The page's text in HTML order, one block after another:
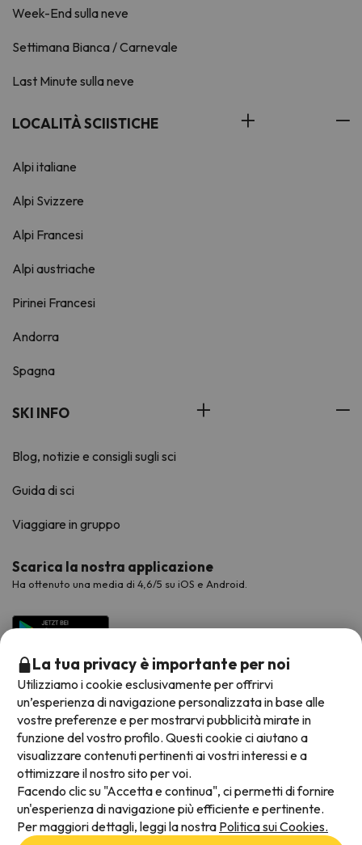
Week-End sulla neve
Settimana Bianca / Carnevale
Last Minute sulla neve
LOCALITÀ SCIISTICHE
Alpi italiane
Alpi Svizzere
Alpi Francesi
Alpi austriache
Pirinei Francesi
Andorra
Spagna
SKI INFO
Blog, notizie e consigli sugli sci
Guida di sci
Viaggiare in gruppo
Scarica la nostra applicazione
Ha ottenuto una media di 4,6/5 su iOS e Android.
Metodi di pagamento disponibili
La tua privacy è importante per noi
Utilizziamo i cookie esclusivamente per offrirvi
un’esperienza di navigazione personalizzata in base alle
vostre preferenze e per mostrarvi pubblicità mirate in
funzione del vostro profilo. Questi cookie ci aiutano a
visualizzare contenuti pertinenti ai vostri interessi e a
ottimizzare il nostro sito per voi.
Facendo clic su "Accetta e continua", ci permetti di fornire
un'esperienza di navigazione più efficiente e pertinente.
Per maggiori dettagli, leggi la nostra Politica sui Cookies.